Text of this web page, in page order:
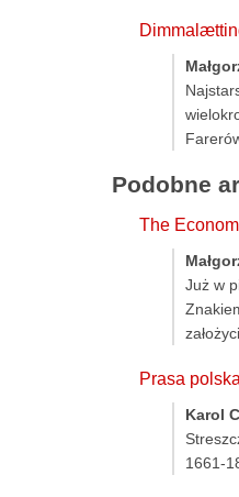
Podobne
The
Już w
Prasa
Karol
1661-